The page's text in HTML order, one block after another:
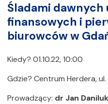
Śladami dawnych urzędów, instytucji
finansowych i
biurowców w
Kiedy? 01.10.22, 10:00
Gdzie? Centrum Herdera,
Prowadzący: dr Jan Daniluk